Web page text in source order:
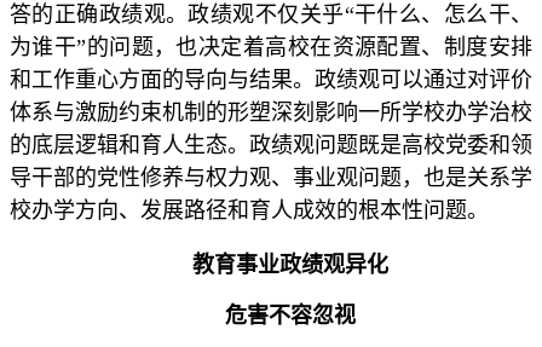
答的正确政绩观。政绩观不仅关乎“干什么、怎么干、
为谁干”的问题，也决定着高校在资源配置、制度安排
和工作重心方面的导向与结果。政绩观可以通过对评价
体系与激励约束机制的形塑深刻影响一所学校办学治校
的底层逻辑和育人生态。政绩观问题既是高校党委和领
导干部的党性修养与权力观、事业观问题，也是关系学
校办学方向、发展路径和育人成效的根本性问题。
教育事业政绩观异化
危害不容忽视